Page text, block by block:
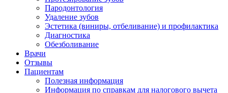
Пародонтология
Удаление зубов
Эстетика (виниры, отбеливание) и профилактика
Диагностика
Обезболивание
Врачи
Отзывы
Пациентам
Полезная информация
Информация по справкам для налогового вычета